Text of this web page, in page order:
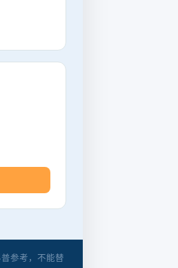
参考，不能替